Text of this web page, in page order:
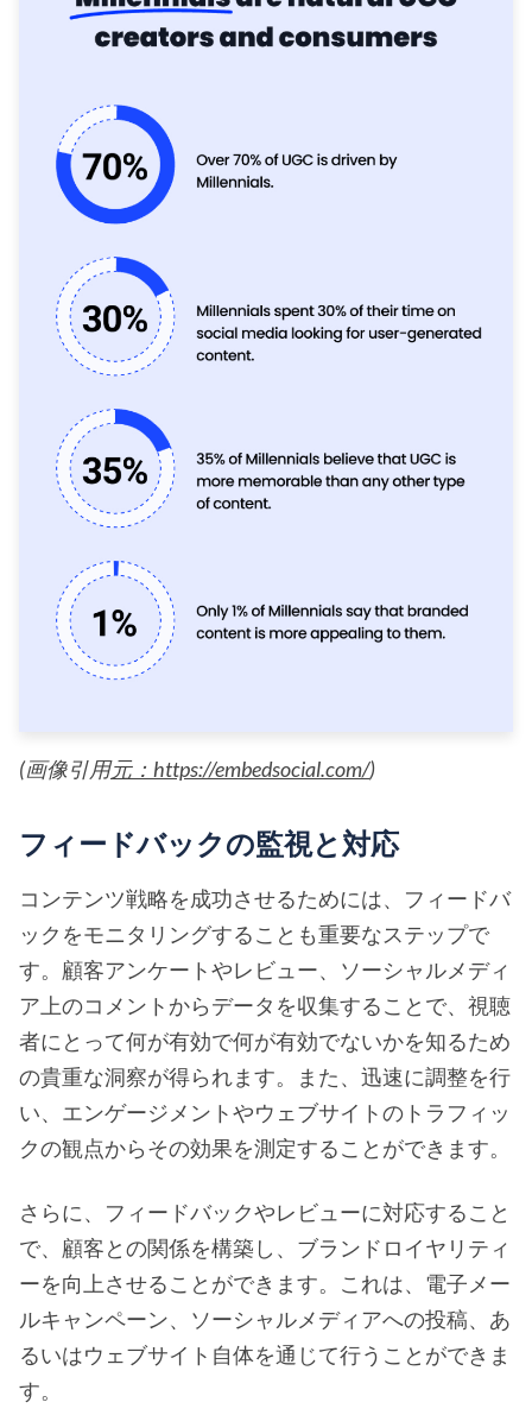
(画像引用元：https://embedsocial.com/)
フィードバックの監視と対応
コンテンツ戦略を成功させるためには、フィードバ
ックをモニタリングすることも重要なステップで
す。顧客アンケートやレビュー、ソーシャルメディ
ア上のコメントからデータを収集することで、視聴
者にとって何が有効で何が有効でないかを知るため
の貴重な洞察が得られます。また、迅速に調整を行
い、エンゲージメントやウェブサイトのトラフィッ
クの観点からその効果を測定することができます。
さらに、フィードバックやレビューに対応すること
で、顧客との関係を構築し、ブランドロイヤリティ
ーを向上させることができます。これは、電子メー
ルキャンペーン、ソーシャルメディアへの投稿、あ
るいはウェブサイト自体を通じて行うことができま
す。